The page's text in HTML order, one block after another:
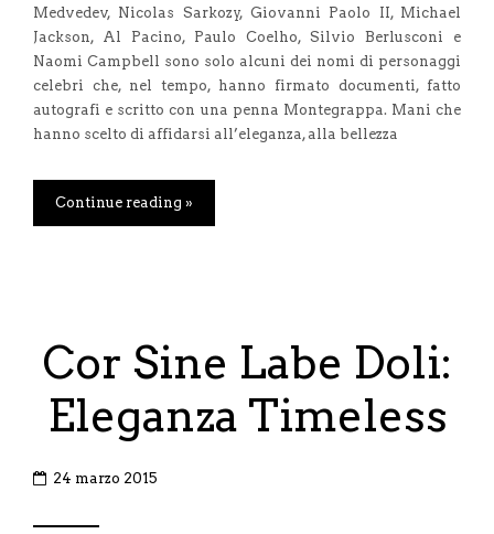
Medvedev, Nicolas Sarkozy, Giovanni Paolo II, Michael
Jackson, Al Pacino, Paulo Coelho, Silvio Berlusconi e
Naomi Campbell sono solo alcuni dei nomi di personaggi
celebri che, nel tempo, hanno firmato documenti, fatto
autografi e scritto con una penna Montegrappa. Mani che
hanno scelto di affidarsi all’eleganza, alla bellezza
Continue reading »
Cor Sine Labe Doli:
Eleganza Timeless
24 marzo 2015